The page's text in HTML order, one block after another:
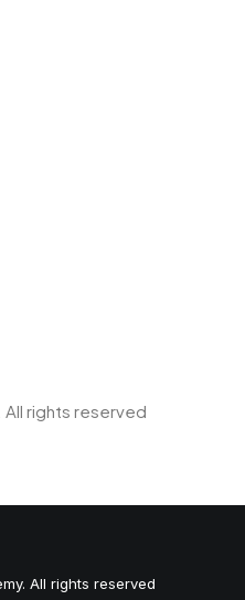
All rights reserved
All rights reserved